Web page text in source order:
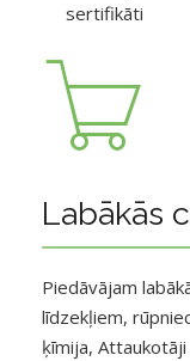
sertifikāti
Labākās
Piedāvājam
līdzekļiem,
ķīmija, Attaukotāji